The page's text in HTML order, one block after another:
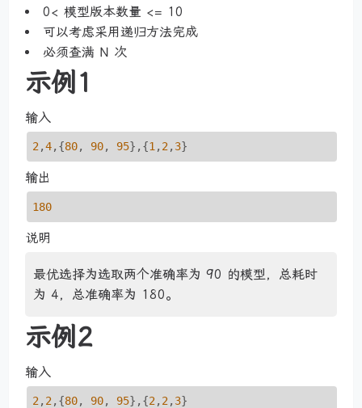
0< 模型版本数量 <= 10
可以考虑采用递归方法完成
必须查满 N 次
示例1
输入
2 ,4,{80, 90, 95},{1 , 2 , 3}
输出
180
说明
最优选择为选取两个准确率为 90 的模型，总耗时
为 4，总准确率为 180。
示例2
输入
2 , 2 ,{80, 90, 95},{2 , 2 , 3}